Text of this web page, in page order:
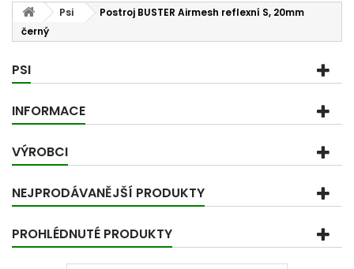
Psi
Postroj BUSTER Airmesh reflexní S, 20mm
černý
PSI
INFORMACE
VÝROBCI
NEJPRODÁVANĚJŠÍ PRODUKTY
PROHLÉDNUTÉ PRODUKTY